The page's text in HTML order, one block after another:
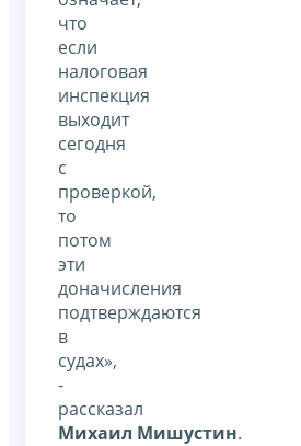
что
если
налоговая
инспекция
выходит
сегодня
с
проверкой,
то
потом
эти
доначисления
подтверждаются
в
судах»,
-
рассказал
Михаил Мишустин.